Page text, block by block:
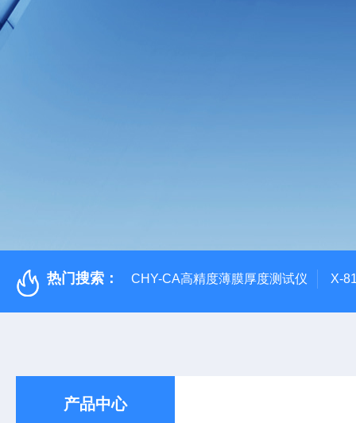
热门搜索： CHY-CA高精度薄膜厚度测试仪 X-
产品中心